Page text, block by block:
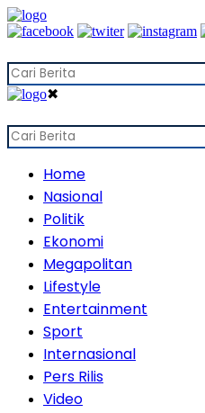
✖
Home
Nasional
Politik
Ekonomi
Megapolitan
Lifestyle
Entertainment
Sport
Internasional
Pers Rilis
Video